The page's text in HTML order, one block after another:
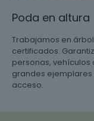
Poda en altura
Trabajamos en
certificados.
personas, vehículos
grandes
acceso.